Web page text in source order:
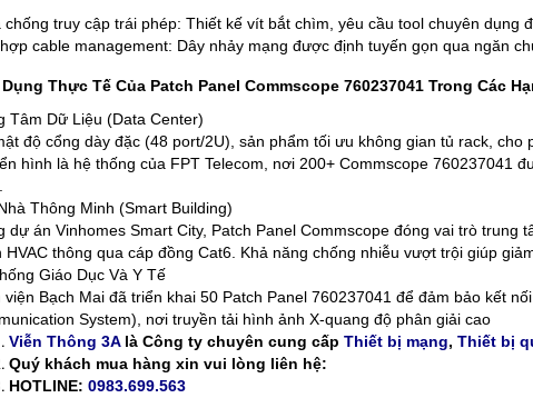
chống truy cập trái phép: Thiết kế vít bắt chìm, yêu cầu tool chuyên dụng
cable management: Dây nhảy mạng được định tuyến gọn qua ngăn
Thực Tế Của Patch Panel Commscope 760237041 Trong Các
Tâm Dữ Liệu (Data Center)
độ cổng dày đặc (48 port/2U), sản phẩm tối ưu không gian tủ rack,
hình là hệ thống của FPT Telecom, nơi 200+ Commscope 760237041
Thông Minh (Smart Building)
dự án Vinhomes Smart City, Patch Panel Commscope đóng vai trò trung
HVAC thông qua cáp đồng Cat6. Khả năng chống nhiễu vượt trội giúp
Giáo Dục Và Y Tế
viện Bạch Mai đã triển khai 50 Patch Panel 760237041 để đảm bảo kết
System), nơi truyền tải hình ảnh X-quang độ phân giải cao
Viễn Thông 3Alà Công ty chuyên cung cấp Thiết bị mạng, Thiết bị
Quý khách mua hàng xin vui lòng liên hệ:
HOTLINE: 0983.699.563